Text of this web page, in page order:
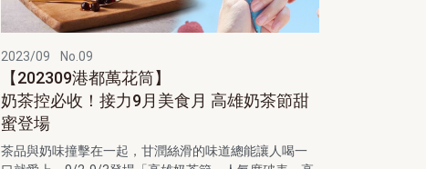
2023/09 No.09
【202309港都萬花筒】
奶茶控必收！接力9月美食月 高雄奶茶節甜
蜜登場
茶品與奶味撞擊在一起，甘潤絲滑的味道總能讓人喝一